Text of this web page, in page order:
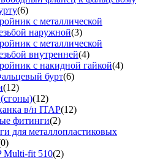
(6)
с металлической
наружной(3)
с металлической
внутренней(4)
с накидной гайкой(4)
бурт(6)
(12)
(12)
в/н ITAP(12)
фитинги(2)
для металлопластиковых
Multi-fit 510(2)